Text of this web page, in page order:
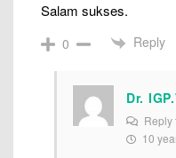
Salam sukses.
0 Reply
Dr.
Reply
10